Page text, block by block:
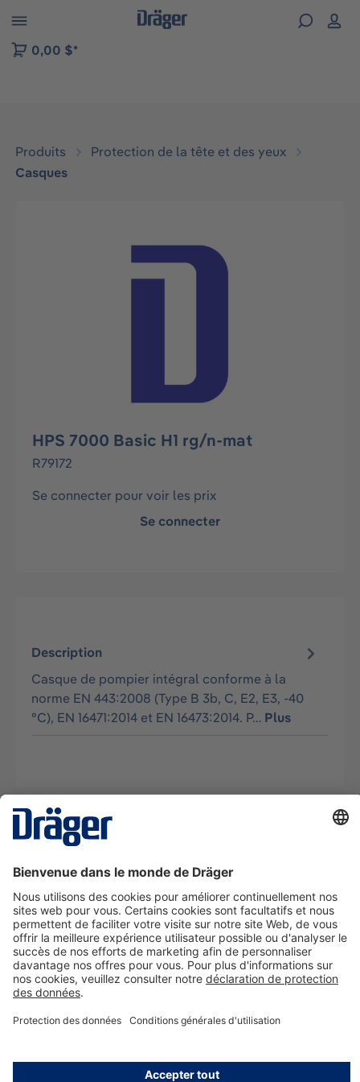
to B2B platform navigation
0,00 $*
Produits
Protection de la tête et des yeux
Casques
Ignorer la galerie d'images
HPS 7000 Basic H1 rg/n-mat
R79172
Se connecter pour voir les prix
Se connecter
Description
Casque de pompier intégral conforme à la
norme EN 443:2008 (Type B 3b, C, E2, E3, -40
°C), EN 16471:2014 et EN 16473:2014. P… Plus
La technologie
Nous contacter
A propos de Dräger
Informations